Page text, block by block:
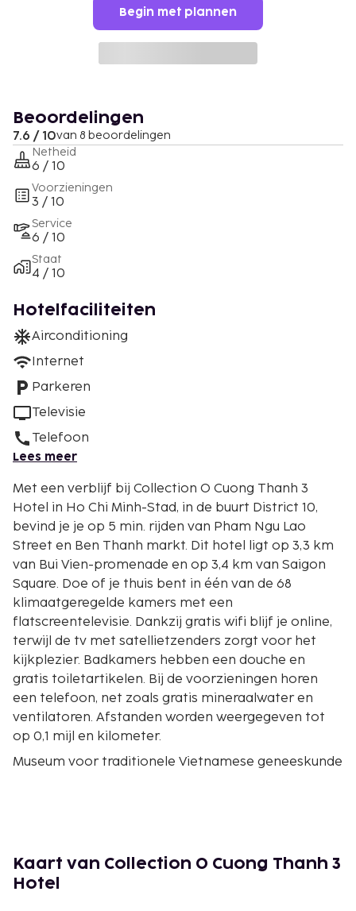
Begin met plannen
Beoordelingen
7.6 / 10van 8 beoordelingen
Netheid
6 / 10
Voorzieningen
3 / 10
Service
6 / 10
Staat
4 / 10
Hotelfaciliteiten
Airconditioning
Internet
Parkeren
Televisie
Telefoon
Lees meer
Met een verblijf bij Collection O Cuong Thanh 3
Hotel in Ho Chi Minh-Stad, in de buurt District 10,
bevind je je op 5 min. rijden van Pham Ngu Lao
Street en Ben Thanh markt. Dit hotel ligt op 3,3 km
van Bui Vien-promenade en op 3,4 km van Saigon
Square. Doe of je thuis bent in één van de 68
klimaatgeregelde kamers met een
flatscreentelevisie. Dankzij gratis wifi blijf je online,
terwijl de tv met satellietzenders zorgt voor het
kijkplezier. Badkamers hebben een douche en
gratis toiletartikelen. Bij de voorzieningen horen
een telefoon, net zoals gratis mineraalwater en
ventilatoren. Afstanden worden weergegeven tot
op 0,1 mijl en kilometer.
Museum voor traditionele Vietnamese geneeskunde
KNO-ziekenhuis - 1,9 km
Pedagogische Universiteit van Ho Chi Minhstad -
Kaart van Collection O Cuong Thanh 3
Hotel